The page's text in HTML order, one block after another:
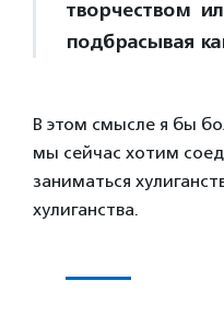
творчеством
подбрасывая
В этом смысле я бы
мы сейчас хотим
заниматься
хулиганства.